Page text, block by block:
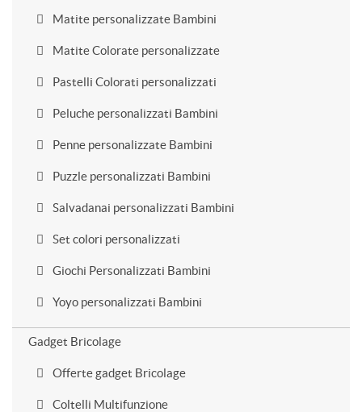
Matite personalizzate Bambini
Matite Colorate personalizzate
Pastelli Colorati personalizzati
Peluche personalizzati Bambini
Penne personalizzate Bambini
Puzzle personalizzati Bambini
Salvadanai personalizzati Bambini
Set colori personalizzati
Giochi Personalizzati Bambini
Yoyo personalizzati Bambini
Gadget Bricolage
Offerte gadget Bricolage
Coltelli Multifunzione